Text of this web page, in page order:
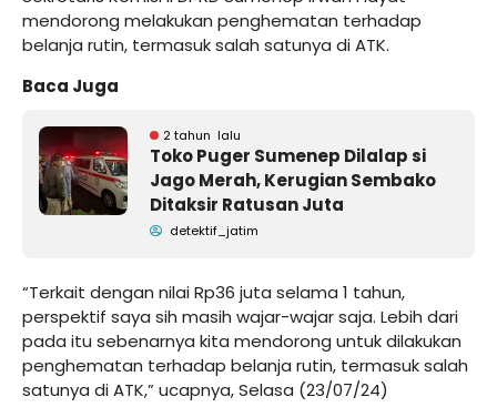
mendorong melakukan penghematan terhadap
belanja rutin, termasuk salah satunya di ATK.
Baca Juga
2 tahun lalu
Toko Puger Sumenep Dilalap si
Jago Merah, Kerugian Sembako
Ditaksir Ratusan Juta
detektif_jatim
“Terkait dengan nilai Rp36 juta selama 1 tahun,
perspektif saya sih masih wajar-wajar saja. Lebih dari
pada itu sebenarnya kita mendorong untuk dilakukan
penghematan terhadap belanja rutin, termasuk salah
satunya di ATK,” ucapnya, Selasa (23/07/24)